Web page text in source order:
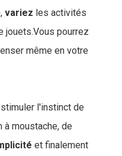
variez les activités
jouets.Vous pourrez
même en votre
l'instinct de
à moustache, de
et finalement